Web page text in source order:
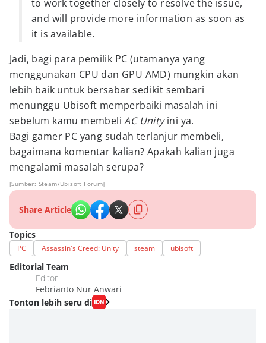
to work together closely to resolve the issue,
and will provide more information as soon as
it is available.
Jadi, bagi para pemilik PC (utamanya yang
menggunakan CPU dan GPU AMD) mungkin akan
lebih baik untuk bersabar sedikit sembari
menunggu Ubisoft memperbaiki masalah ini
sebelum kamu membeliAC Unityini ya.
Bagi gamer PC yang sudah terlanjur membeli,
bagaimana komentar kalian? Apakah kalian juga
mengalami masalah serupa?
[Sumber: Steam/Ubisoft Forum]
Share Article
Topics
PC Assassin's Creed: Unity steam ubisoft
Editorial Team
Editor
Febrianto Nur Anwari
Tonton lebih seru di